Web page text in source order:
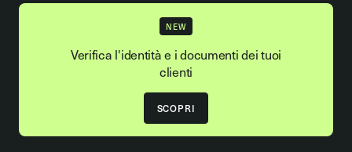
NEW
Verifica l'identità e i documenti dei tuoi
clienti
SCOPRI